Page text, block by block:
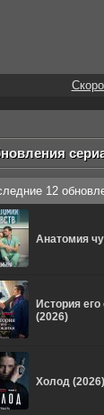
12
Анатомия
История
(2026)
Холод (2026)